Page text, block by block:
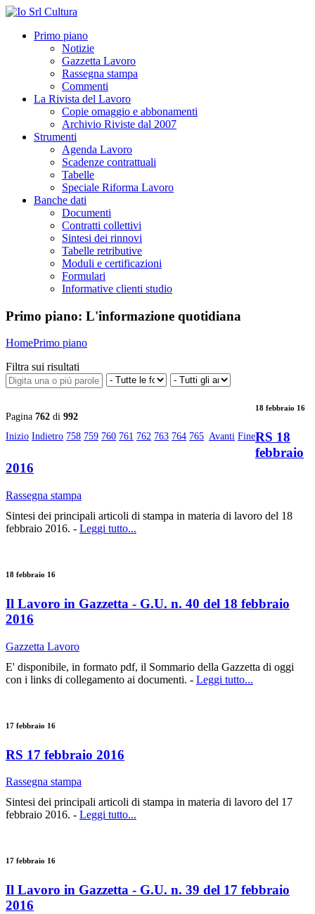
Primo piano
Notizie
Gazzetta Lavoro
Rassegna stampa
Commenti
La Rivista del Lavoro
Copie omaggio e abbonamenti
Archivio Riviste dal 2007
Strumenti
Agenda Lavoro
Scadenze contrattuali
Tabelle
Speciale Riforma Lavoro
Banche dati
Documenti
Contratti collettivi
Sintesi dei rinnovi
Tabelle retributive
Moduli e certificazioni
Formulari
Informative clienti studio
Primo piano: L'informazione quotidiana
HomePrimo piano
Filtra sui risultati
Pagina 762 di 992
Inizio Indietro 758 759 760 761 762 763 764 765 Avanti Fine
18 febbraio 16
RS 18
febbraio
2016
Rassegna stampa
Sintesi dei principali articoli di stampa in materia di lavoro del 18
febbraio 2016. - Leggi tutto...
18 febbraio 16
Il Lavoro in Gazzetta - G.U. n. 40 del 18 febbraio
2016
Gazzetta Lavoro
E' disponibile, in formato pdf, il Sommario della Gazzetta di oggi
con i links di collegamento ai documenti. - Leggi tutto...
17 febbraio 16
RS 17 febbraio 2016
Rassegna stampa
Sintesi dei principali articoli di stampa in materia di lavoro del 17
febbraio 2016. - Leggi tutto...
17 febbraio 16
Il Lavoro in Gazzetta - G.U. n. 39 del 17 febbraio
2016